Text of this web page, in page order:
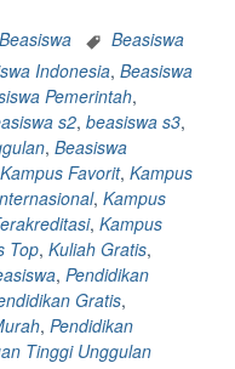
36
Kampus
di
Tujuan
Beasiswa
Indonesia, Beasiswa
Pemerintah,
s2, beasiswa s3,
, Beasiswa
Kampus Favorit, Kampus
, Kampus
, Kampus
Top, Kuliah Gratis,
, Pendidikan
Gratis,
, Pendidikan
Tinggi Unggulan